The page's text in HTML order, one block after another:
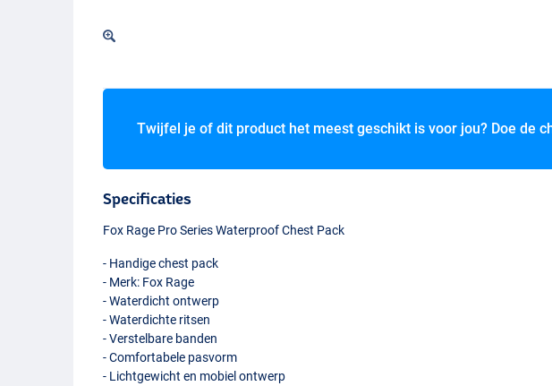
Twijfel je of dit product het meest geschikt is voor jou? Doe de
Specificaties
Fox Rage Pro Series Waterproof Chest Pack
- Handige chest pack
- Merk: Fox Rage
- Waterdicht ontwerp
- Waterdichte ritsen
- Verstelbare banden
- Comfortabele pasvorm
- Lichtgewicht en mobiel ontwerp